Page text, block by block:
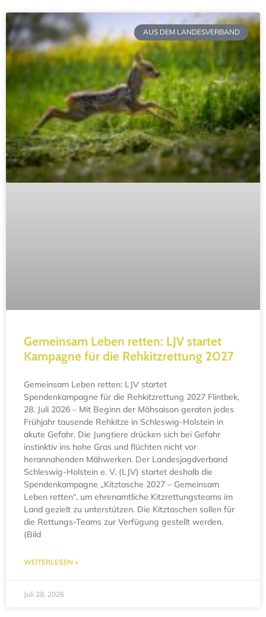
AUS DEM LANDESVERBAND
Gemeinsam Leben retten: LJV startet
Kampagne für die Rehkitzrettung 2027
Gemeinsam Leben retten: LJV startet
Spendenkampagne für die Rehkitzrettung 2027 Flintbek,
28. Juli 2026 – Mit Beginn der Mähsaison geraten jedes
Frühjahr tausende Rehkitze in Schleswig-Holstein in
akute Gefahr. Die Jungtiere drücken sich bei Gefahr
instinktiv ins hohe Gras und flüchten nicht vor
herannahenden Mähwerken. Der Landesjagdverband
Schleswig-Holstein e. V. (LJV) startet deshalb die
Spendenkampagne „Kitztasche 2027 – Gemeinsam
Leben retten“, um ehrenamtliche Kitzrettungsteams im
Land gezielt zu unterstützen. Die Kitztaschen sollen für
die Rettungs-Teams zur Verfügung gestellt werden.
(Bild
WEITERLESEN »
Juli 28, 2026